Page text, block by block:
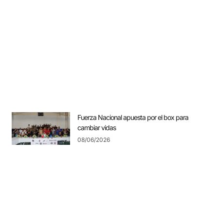
Fuerza Nacional apuesta por el box para
cambiar vidas
08/06/2026